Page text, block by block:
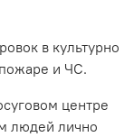
в культурно
и ЧС.
центре
людей лично